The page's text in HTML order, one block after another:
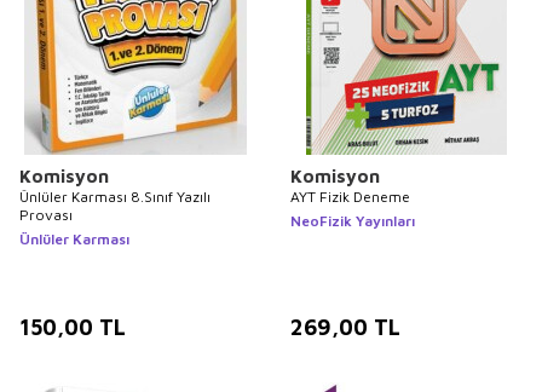
Komisyon
Ünlüler Karması 8.Sınıf Yazılı
Provası
Ünlüler Karması
150,00 TL
Komisyon
AYT Fizik Deneme
NeoFizik Yayınları
269,00 TL